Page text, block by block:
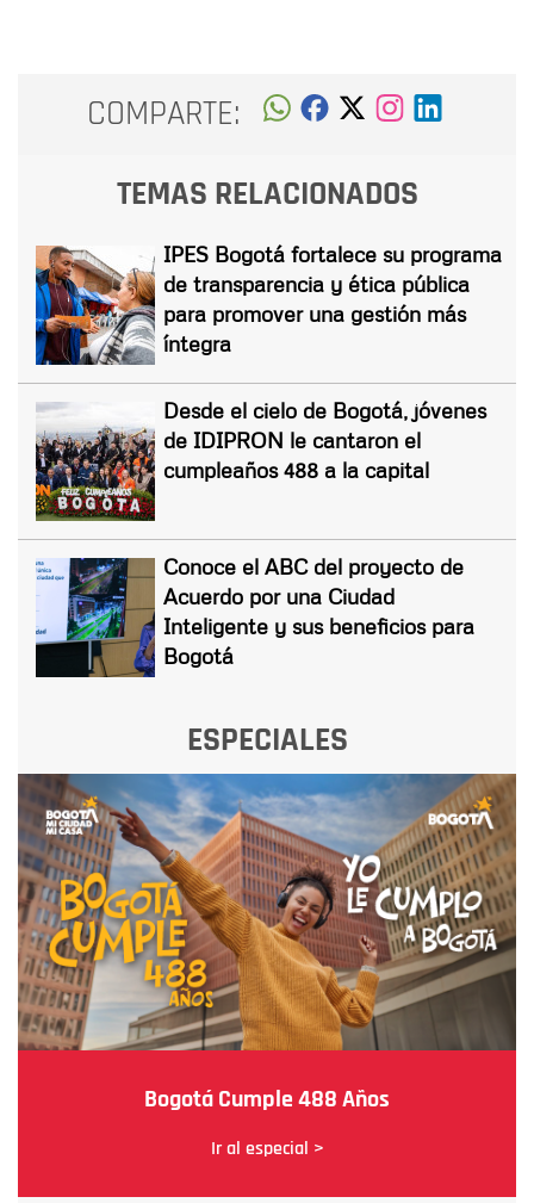
COMPARTE:
TEMAS RELACIONADOS
IPES Bogotá fortalece su programa
de transparencia y ética pública
para promover una gestión más
íntegra
Desde el cielo de Bogotá, jóvenes
de IDIPRON le cantaron el
cumpleaños 488 a la capital
Conoce el ABC del proyecto de
Acuerdo por una Ciudad
Inteligente y sus beneficios para
Bogotá
ESPECIALES
Bogotá Cumple 488 Años
Ir al especial >